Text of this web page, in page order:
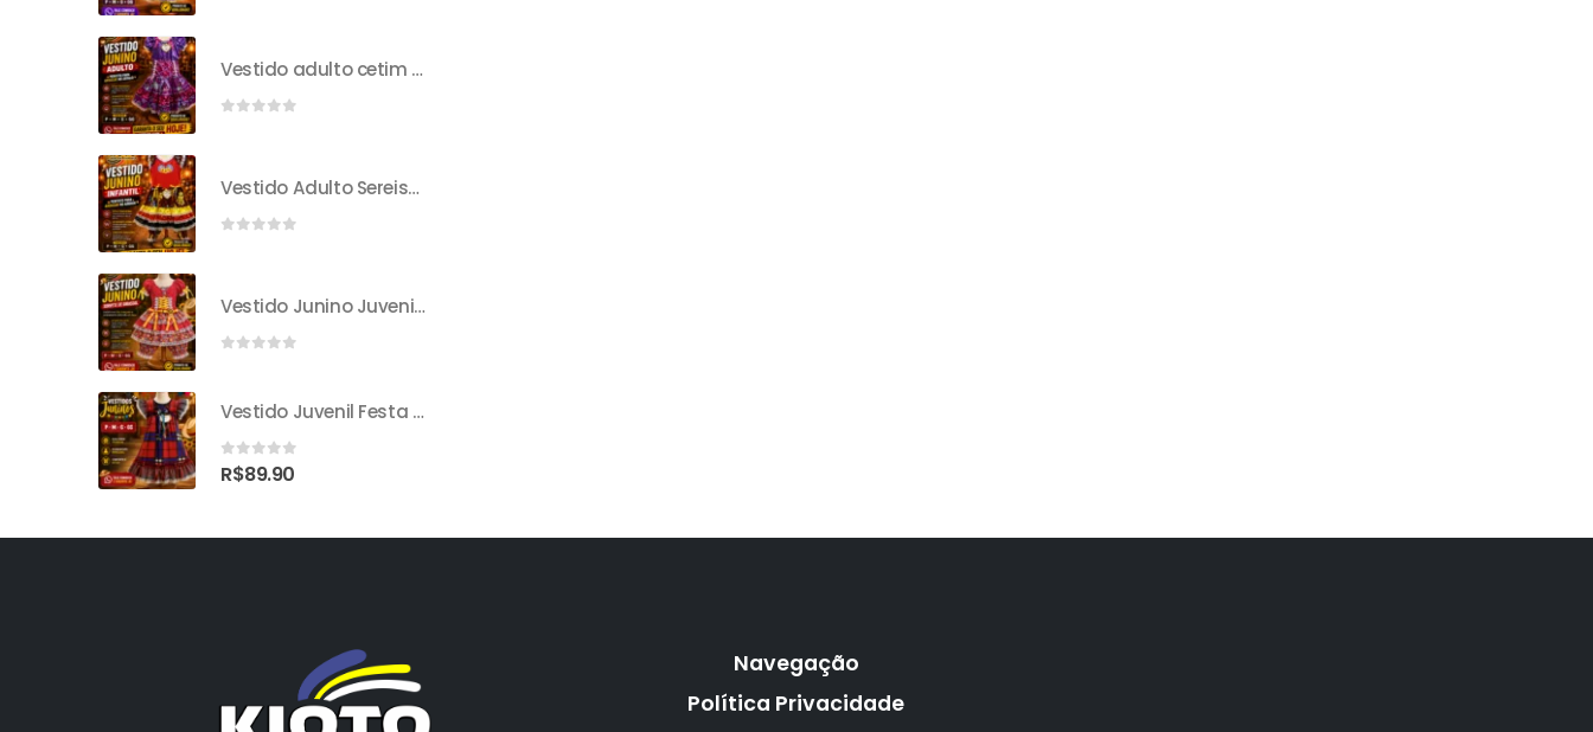
Vestido adulto cetim mini rosa P
Vestido Adulto Sereismo
Vestido Junino Juvenil Sorvete De Girassol
Vestido Juvenil Festa Junina
0out of 5
R$89.90
Navegação
Política Privacidade